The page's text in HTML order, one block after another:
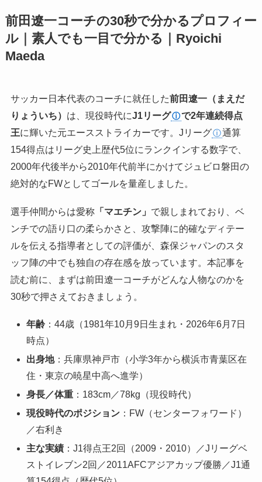
前田遼一コーチの30秒で分かるプロフィー
ル｜素人でも一目で分かる｜Ryoichi
Maeda
サッカー日本代表のコーチに就任した前田遼一（まえだ
りょういち） は、現役時代にJ1リーグⓘで2年連続得点
王に輝いた元エースストライカーです。Jリーグⓘ通算
154得点はリーグ史上歴代5位にランクインする数字で、
2000年代後半から2010年代前半にかけてジュビロ磐田の
絶対的なFWとしてゴールを量産しました。
選手仲間からは愛称「マエチン」 で親しまれており、ベ
ンチでの語り口の柔らかさと、攻撃陣に的確なディテー
ルを伝える指導者としての評価が、森保ジャパンのスタ
ッフ陣の中でも独自の存在感を放っています。本記事を
読む前に、まずは前田遼一コーチがどんな人物なのかを
30秒で押さえておきましょう。
年齢：44歳（1981年10月9日生まれ・2026年6月7日
時点）
出身地：兵庫県神戸市（小学3年から横浜市青葉区在
住・東京の暁星中高へ進学）
身長／体重：183cm／78kg（現役時代）
現役時代のポジション：FW（センターフォワード）
／右利き
主な実績：J1得点王2回（2009・2010）／Jリーグベ
ストイレブン2回／2011AFCアジアカップ優勝／J1通